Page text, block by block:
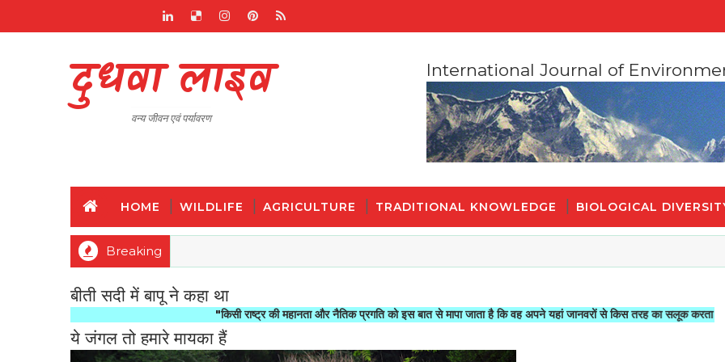
दुधवा लाइव
वन्य जीवन एवं पर्यावरण
International Journal of
HOME WILDLIFE AGRICULTURE TRADITIONAL KNOWLEDGE BIOLOGICAL
Breaking
बीती सदी में बापू ने कहा था
"किसी राष्ट्र की महानता और नैतिक प्रगति को इस बात से मापा जाता है कि वह अपने यहां जानवरों से किस तरह का सलूक करता है"- मोहनदास
ये जंगल तो हमारे मायका हैं